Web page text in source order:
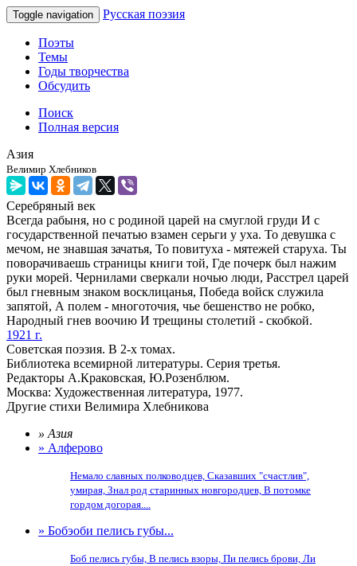
Toggle navigation Русская поэзия
Поэты
Темы
Годы творчества
Обсудить
Поиск
Полная версия
Азия
Велимир Хлебников
Серебряный век
Всегда рабыня, но с родиной царей на смуглой груди И с
государственной печатью взамен серьги у уха. То девушка с
мечом, не знавшая зачатья, То повитуха - мятежей старуха. Ты
поворачиваешь страницы книги той, Где почерк был нажим
руки морей. Чернилами сверкали ночью люди, Расстрел царей
был гневным знаком восклицанья, Победа войск служила
запятой, А полем - многоточия, чье бешенство не робко,
Народный гнев воочию И трещины столетий - скобкой.
1921 г.
Советская поэзия. В 2-х томах.
Библиотека всемирной литературы. Серия третья.
Редакторы А.Краковская, Ю.Розенблюм.
Москва: Художественная литература, 1977.
Другие стихи Велимира Хлебникова
» Азия
» Алферово
Немало славных полководцев, Сказавших "счастлив",
умирая, Знал род старинных новгородцев, В потомке
гордом догорая....
» Бобэоби пелись губы...
Боб пелись губы, В пелись взоры, Пи пелись брови, Ли